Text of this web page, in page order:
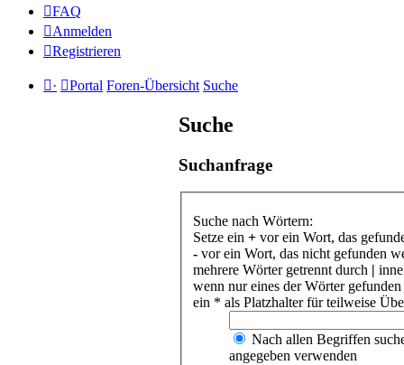
FAQ
Anmelden
Registrieren
· Portal Foren-Übersicht Suche
Suche
Suchanfrage
Suche nach Wörtern:
Setze ein + vor ein Wort, das
- vor ein Wort, das nicht gefunden
mehrere Wörter getrennt durch |
wenn nur eines der Wörter
ein * als Platzhalter für teilweise
Nach allen Begriffen
angegeben verwenden